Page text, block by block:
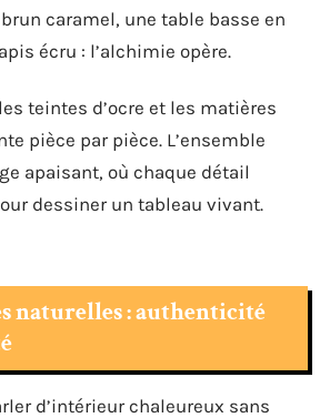
caramel, une table basse en
écru : l’alchimie opère.
teintes d’ocre et les matières
pièce par pièce. L’ensemble
apaisant, où chaque détail
dessiner un tableau vivant.
naturelles : authenticité
d’intérieur chaleureux sans